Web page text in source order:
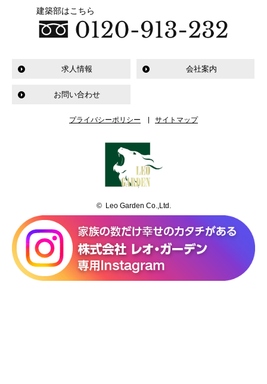
建築部はこちら
求人情報 会社案内
お問い合わせ
プライバシーポリシー サイトマップ
© Leo Garden Co.,Ltd.